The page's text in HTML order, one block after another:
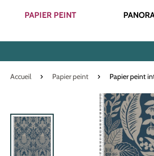
PAPIER PEINT
Accueil Papier peint Papier peint
Ignorer la galerie d'images